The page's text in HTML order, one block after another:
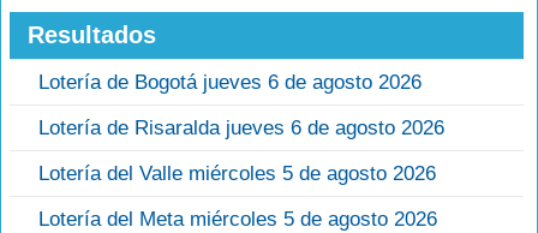
Resultados
Lotería de Bogotá jueves 6 de agosto 2026
Lotería de Risaralda jueves 6 de agosto 2026
Lotería del Valle miércoles 5 de agosto 2026
Lotería del Meta miércoles 5 de agosto 2026